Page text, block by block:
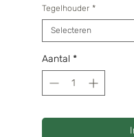
Tegelhouder *
Selecteren
Aantal *